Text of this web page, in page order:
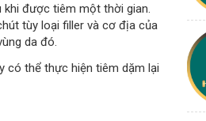
khi được tiêm một thời gian.
tùy loại filler và cơ địa của
da đó.
có thể thực hiện tiêm dặm lại